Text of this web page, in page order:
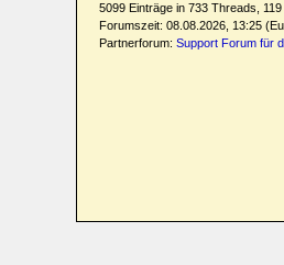
5099 Einträge in 733 Threads,
Forumszeit: 08.08.2026, 13:25
Partnerforum: Support Forum für